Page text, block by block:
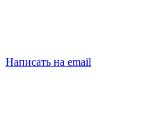
Написать на email